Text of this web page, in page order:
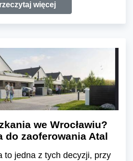
więcej
we Wrocławiu?
do zaoferowania Atal
to jedna z tych decyzji, przy